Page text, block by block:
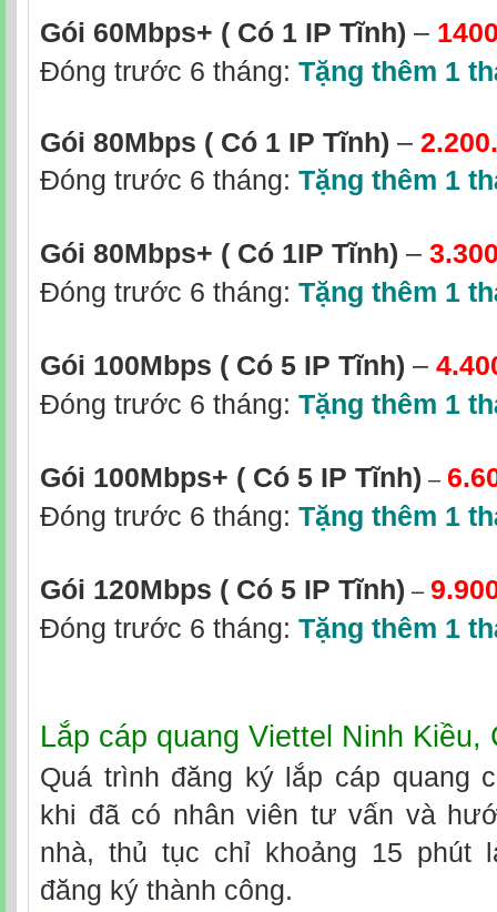
Gói 60Mbps+ ( Có 1 IP Tĩnh) –
Đóng trước 6 tháng: Tặng thêm 1
Gói 80Mbps ( Có 1 IP Tĩnh) –
Đóng trước 6 tháng: Tặng thêm 1
Gói 80Mbps+ ( Có 1IP Tĩnh) –
Đóng trước 6 tháng: Tặng thêm 1
Gói 100Mbps ( Có 5 IP Tĩnh) –
Đóng trước 6 tháng: Tặng thêm 1
Gói 100Mbps+ ( Có 5 IP Tĩnh) –
Đóng trước 6 tháng: Tặng thêm 1
Gói 120Mbps ( Có 5 IP Tĩnh) –
Đóng trước 6 tháng: Tặng thêm 1
Lắp cáp quang Viettel Ninh Kiều,
Quá trình đăng ký lắp cáp quang
khi đã có nhân viên tư vấn và
nhà, thủ tục chỉ khoảng 15 phút
đăng ký thành công.